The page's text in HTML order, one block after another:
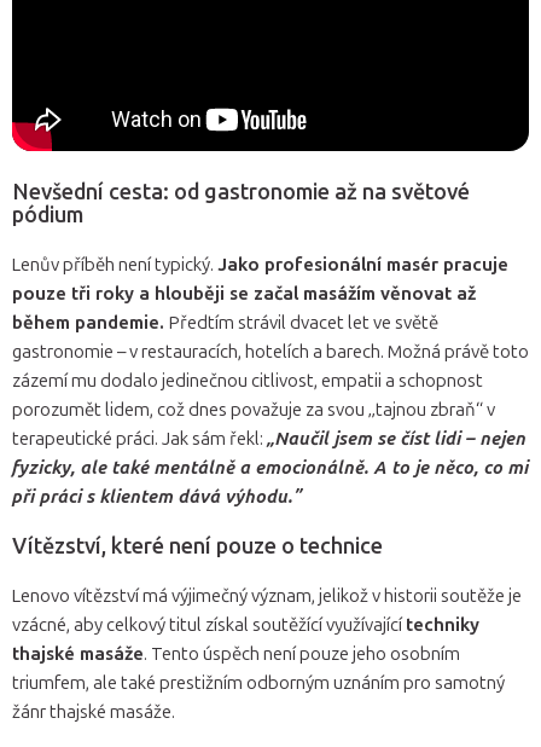
Nevšední cesta: od gastronomie až na světové
pódium
Lenův příběh není typický. Jako profesionální masér pracuje
pouze tři roky a hlouběji se začal masážím věnovat až
během pandemie. Předtím strávil dvacet let ve světě
gastronomie – v restauracích, hotelích a barech. Možná právě toto
zázemí mu dodalo jedinečnou citlivost, empatii a schopnost
porozumět lidem, což dnes považuje za svou „tajnou zbraň“ v
terapeutické práci. Jak sám řekl: „Naučil jsem se číst lidi – nejen
fyzicky, ale také mentálně a emocionálně. A to je něco, co mi
při práci s klientem dává výhodu.”
Vítězství, které není pouze o technice
Lenovo vítězství má výjimečný význam, jelikož v historii soutěže je
vzácné, aby celkový titul získal soutěžící využívajícítechniky
thajské masáže. Tento úspěch není pouze jeho osobním
triumfem, ale také prestižním odborným uznáním pro samotný
žánr thajské masáže.